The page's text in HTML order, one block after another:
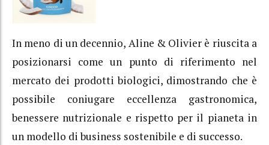
In meno di un decennio, Aline & Olivier è riuscita a
posizionarsi come un punto di riferimento nel
mercato dei prodotti biologici, dimostrando che è
possibile coniugare eccellenza gastronomica,
benessere nutrizionale e rispetto per il pianeta in
un modello di business sostenibile e di successo.